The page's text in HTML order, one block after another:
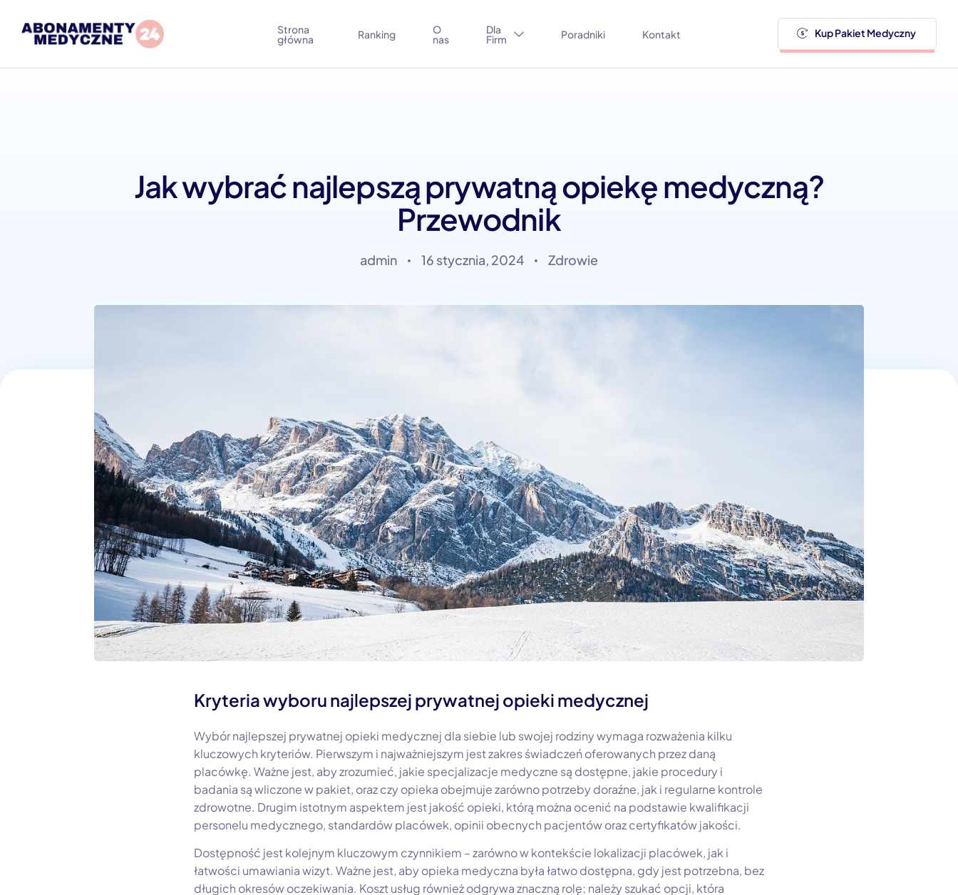
Strona
główna Ranking O
nas
Dla
Firm Poradniki Kontakt Kup Pakiet Medyczny
Jak wybrać najlepszą prywatną opiekę medyczną?
Przewodnik
admin 16 stycznia, 2024 Zdrowie
Kryteria wyboru najlepszej prywatnej opieki medycznej
Wybór najlepszej prywatnej opieki medycznej dla siebie lub swojej rodziny wymaga rozważenia kilku
kluczowych kryteriów. Pierwszym i najważniejszym jest zakres świadczeń oferowanych przez daną
placówkę. Ważne jest, aby zrozumieć, jakie specjalizacje medyczne są dostępne, jakie procedury i
badania są wliczone w pakiet, oraz czy opieka obejmuje zarówno potrzeby doraźne, jak i regularne kontrole
zdrowotne. Drugim istotnym aspektem jest jakość opieki, którą można ocenić na podstawie kwalifikacji
personelu medycznego, standardów placówek, opinii obecnych pacjentów oraz certyfikatów jakości.
Dostępność jest kolejnym kluczowym czynnikiem – zarówno w kontekście lokalizacji placówek, jak i
łatwości umawiania wizyt. Ważne jest, aby opieka medyczna była łatwo dostępna, gdy jest potrzebna, bez
długich okresów oczekiwania. Koszt usług również odgrywa znaczną rolę; należy szukać opcji, która